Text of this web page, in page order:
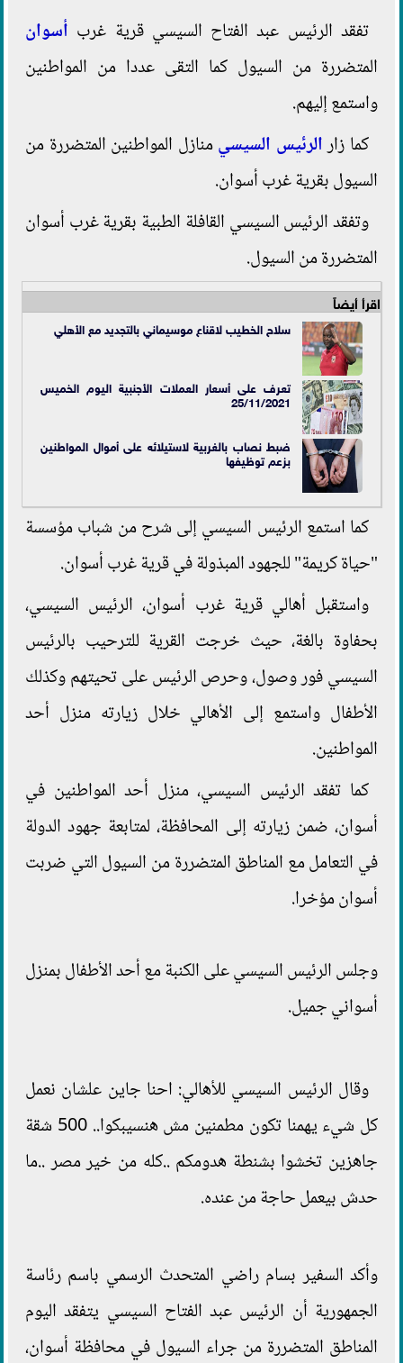
تفقد الرئيس عبد الفتاح السيسي قرية غرب أسوان
المتضررة من السيول كما التقى عددا من المواطنين
واستمع إليهم.
كما زارالرئيس السيسيمنازل المواطنين المتضررة من
السيول بقرية غرب أسوان.
وتفقد الرئيس السيسي القافلة الطبية بقرية غرب أسوان
المتضررة من السيول.
اقرأ أيضاً
سلاح الخطيب لاقناع موسيماني بالتجديد مع الأهلي
تعرف على أسعار العملات الأجنبية اليوم الخميس
25/11/2021
ضبط نصاب بالغربية لاستيلائه على أموال المواطنين
بزعم توظيفها
كما استمع الرئيس السيسي إلى شرح من شباب مؤسسة
"حياة كريمة" للجهود المبذولة في قرية غرب أسوان.
واستقبل أهالي قرية غرب أسوان، الرئيس السيسي،
بحفاوة بالغة، حيث خرجت القرية للترحيب بالرئيس
السيسي فور وصول، وحرص الرئيس على تحيتهم وكذلك
الأطفال واستمع إلى الأهالي خلال زيارته منزل أحد
المواطنين.
كما تفقد الرئيس السيسي، منزل أحد المواطنين في
أسوان، ضمن زيارته إلى المحافظة، لمتابعة جهود الدولة
في التعامل مع المناطق المتضررة من السيول التي ضربت
أسوان مؤخرا.
وجلس الرئيس السيسي على الكنبة مع أحد الأطفال بمنزل
أسواني جميل.
وقال الرئيس السيسي للأهالي: احنا جاين علشان نعمل
كل شيء يهمنا تكون مطمنين مش هنسيبكوا.. 500 شقة
جاهزين تخشوا بشنطة هدومكم ..كله من خير مصر ..ما
حدش بيعمل حاجة من عنده.
وأكد السفير بسام راضي المتحدث الرسمي باسم رئاسة
الجمهورية أن الرئيس عبد الفتاح السيسي يتفقد اليوم
المناطق المتضررة من جراء السيول في محافظة أسوان،